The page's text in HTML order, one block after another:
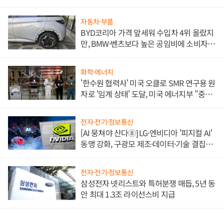
자동차·부품
BYD코리아 가격 앞세워 수입차 4위 올랐지
만, BMW·벤츠보다 높은 공임비에 소비자
화학·에너지
'한수원 협력사' 미국 오클로 SMR 연구용 원
자로 '임계 상태' 도달, 미국 에너지부 "중요
전자·전기·정보통신
[AI 뭉쳐야 산다⑧] LG·엔비디아 '피지컬 AI'
동맹 강화, 구광모 제조·데이터·기술 결집
전자·전기·정보통신
삼성전자 넷리스트와 특허분쟁 매듭, 5년 동
안 최대 1.3조 라이선스비 지급